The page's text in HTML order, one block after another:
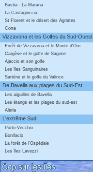
Bastia - La Marana
La Castagniccia
St Florent et le désert des Agriates
Corte
Vizzavona et les Golfes du Sud-Ouest
Forêt de Vizzavona et le Monte d'Oro
Cargèse et le golfe de Sagone
Ajaccio et son golfe
Les îles Sanguinaires
Sartène et le golfe du Valinco
De Bavella aux plages du Sud-Est
Les aiguilles de Bavella
Les étangs et les plages du sud-est
Aléria
L'extrême Sud
Porto-Vecchio
Bonifacio
La forêt de l'Ospédale
Les îles Lavezzi